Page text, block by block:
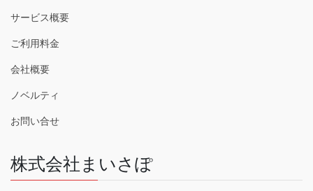
サービス概要
ご利用料金
会社概要
ノベルティ
お問い合せ
株式会社まいさぽ